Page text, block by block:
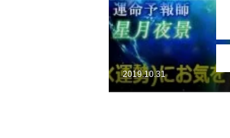
Online Store
2019.10.31